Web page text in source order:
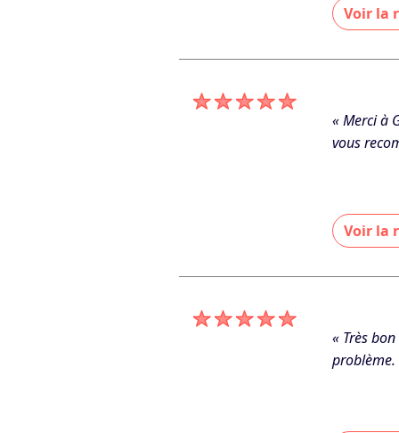
Voir la
Merci
« Merci à
vous
Voir la
« Très
problème.